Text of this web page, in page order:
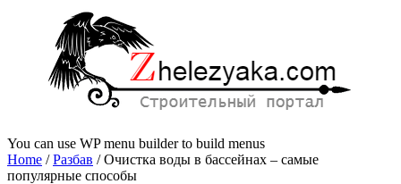
You can use WP menu builder to build menus
Home /Разбав /Очистка воды в бассейнах – самые
популярные способы